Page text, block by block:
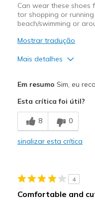
Can wear these shoes
tor shopping or
beach/swimming or
Mostrar tradução
Mais detalhes
Breathe Well
Comfortable
Casual Wear
Em resumo Sim, eu
Esta crítica foi útil?
8 0
sinalizar esta crítica
4
Comfortable and